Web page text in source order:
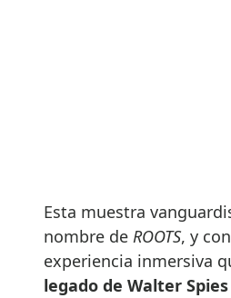
Esta muestra
nombre de ROOTS, y
experiencia inmersiva
legado de Walter Spies